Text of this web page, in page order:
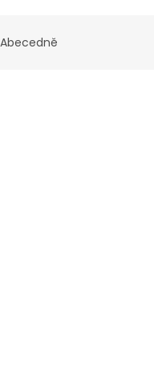
Abecedně